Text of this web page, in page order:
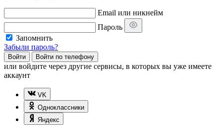
Email или никнейм
Пароль
Запомнить
Забыли пароль?
Войти Войти по телефону
или войдите через другие сервисы, в которых вы уже имеете
аккаунт
VK
Одноклассники
Яндекс